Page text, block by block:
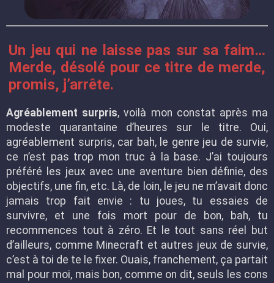
Un jeu qui ne laisse pas sur sa faim…
Merde, désolé pour ce titre de merde,
promis, j’arrête.
Agréablement surpris, voilà mon constat après ma
modeste quarantaine d’heures sur le titre. Oui,
agréablement surpris, car bah, le genre jeu de survie,
ce n’est pas trop mon truc à la base. J’ai toujours
préféré les jeux avec une aventure bien définie, des
objectifs, une fin, etc. Là, de loin, le jeu ne m’avait donc
jamais trop fait envie : tu joues, tu essaies de
survivre, et une fois mort pour de bon, bah, tu
recommences tout à zéro. Et le tout sans réel but
d’ailleurs, comme Minecraft et autres jeux de survie,
c’est à toi de te le fixer. Ouais, franchement, ça partait
mal pour moi, mais bon, comme on dit, seuls les cons